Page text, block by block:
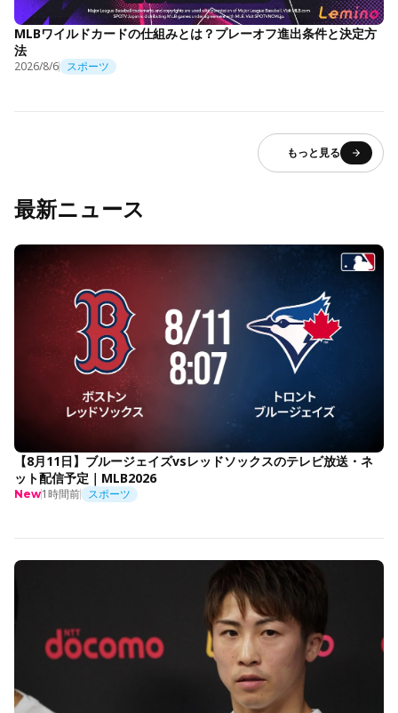
MLBワイルドカードの仕組みとは？プレーオフ進出条件と決定方
法
2026/8/6 スポーツ
もっと見る
最新ニュース
【8月11日】ブルージェイズvsレッドソックスのテレビ放送・ネ
ット配信予定｜MLB2026
New1時間前 スポーツ